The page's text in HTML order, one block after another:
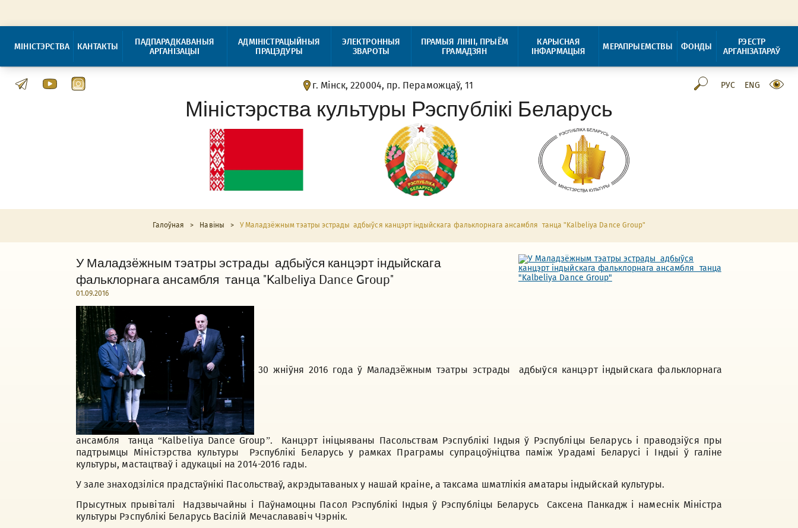
МІНІСТЭРСТВА КАНТАКТЫ
ПАДПАРАДКАВАНЫЯ
АРГАНІЗАЦЫІ
АДМІНІСТРАЦЫЙНЫЯ
ПРАЦЭДУРЫ
ЭЛЕКТРОННЫЯ
ЗВАРОТЫ
ПРАМЫЯ ЛІНІІ, ПРЫЁМ
ГРАМАДЗЯН
КАРЫСНАЯ
ІНФАРМАЦЫЯ
МЕРАПРЫЕМСТВЫ ФОНДЫ
РЭЕСТР
АРГАНІЗАТАРАЎ
г. Мінск, 220004, пр. Пераможцаў, 11 РУС ENG
Міністэрства культуры Рэспублікі Беларусь
Галоўная > Навіны > У Маладзёжным тэатры эстрады адбыўся канцэрт індыйскага фальклорнага ансамбля танца "Kalbeliya Dance Group"
У Маладзёжным тэатры эстрады адбыўся канцэрт індыйскага
фальклорнага ансамбля танца "Kalbeliya Dance Group"
01.09.2016
30 жніўня 2016 года ў Маладзёжным тэатры эстрады адбыўся канцэрт індыйскага фальклорнага
ансамбля танца “Kalbeliya Dance Group”. Канцэрт ініцыяваны Пасольствам Рэспублікі Індыя ў Рэспубліцы Беларусь і праводзіўся пры
падтрымцы Міністэрства культуры Рэспублікі Беларусь у рамках Праграмы супрацоўніцтва паміж Урадамі Беларусі і Індыі ў галіне
культуры, мастацтваў і адукацыі на 2014-2016 гады.
У зале знаходзіліся прадстаўнікі Пасольстваў, акрэдытаваных у нашай краіне, а таксама шматлікія аматары індыйскай культуры.
Прысутных прывіталі Надзвычайны і Паўнамоцны Пасол Рэспублікі Індыя ў Рэспубліцы Беларусь Саксена Панкадж і намеснік Міністра
культуры Рэспублікі Беларусь Васілій Мечаслававіч Чэрнік.